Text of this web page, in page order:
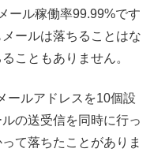
ール稼働率99.99%です
ールは落ちることはな
こともありません。
ールアドレスを10個設
の送受信を同時に行っ
て落ちたことがありま